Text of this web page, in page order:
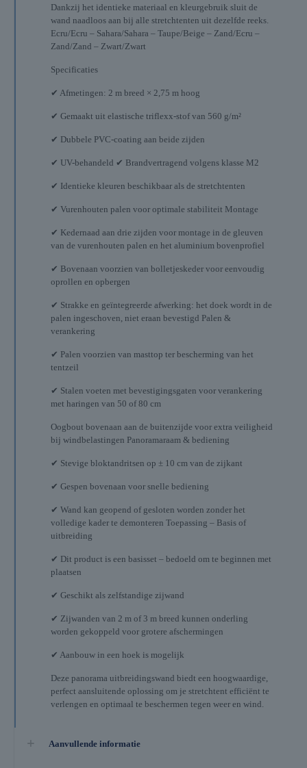
Dankzij het identieke materiaal en kleurgebruik sluit de
wand naadloos aan bij alle stretchtenten uit dezelfde reeks.
Ecru/Ecru – Sahara/Sahara – Taupe/Beige – Zand/Ecru –
Zand/Zand – Zwart/Zwart
Specificaties
✔ Afmetingen: 2 m breed × 2,75 m hoog
✔ Gemaakt uit elastische triflexx-stof van 560 g/m²
✔ Dubbele PVC-coating aan beide zijden
✔ UV-behandeld ✔ Brandvertragend volgens klasse M2
✔ Identieke kleuren beschikbaar als de stretchtenten
✔ Vurenhouten palen voor optimale stabiliteit Montage
✔ Kedernaad aan drie zijden voor montage in de gleuven
van de vurenhouten palen en het aluminium bovenprofiel
✔ Bovenaan voorzien van bolletjeskeder voor eenvoudig
oprollen en opbergen
✔ Strakke en geïntegreerde afwerking: het doek wordt in de
palen ingeschoven, niet eraan bevestigd Palen &
verankering
✔ Palen voorzien van masttop ter bescherming van het
tentzeil
✔ Stalen voeten met bevestigingsgaten voor verankering
met haringen van 50 of 80 cm
Oogbout bovenaan aan de buitenzijde voor extra veiligheid
bij windbelastingen Panoramaraam & bediening
✔ Stevige bloktandritsen op ± 10 cm van de zijkant
✔ Gespen bovenaan voor snelle bediening
✔ Wand kan geopend of gesloten worden zonder het
volledige kader te demonteren Toepassing – Basis of
uitbreiding
✔ Dit product is een basisset – bedoeld om te beginnen met
plaatsen
✔ Geschikt als zelfstandige zijwand
✔ Zijwanden van 2 m of 3 m breed kunnen onderling
worden gekoppeld voor grotere afschermingen
✔ Aanbouw in een hoek is mogelijk
Deze panorama uitbreidingswand biedt een hoogwaardige,
perfect aansluitende oplossing om je stretchtent efficiënt te
verlengen en optimaal te beschermen tegen weer en wind.
Aanvullende informatie